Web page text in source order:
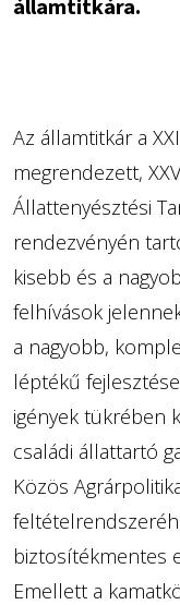
államtitkára.
Az államtitkár a
megrendezett,
Állattenyésztési
rendezvényén
kisebb és a
felhívások
a nagyobb,
léptékű
igények tükrében
családi állattartó
Közös
biztosítékmentes
Emellett a